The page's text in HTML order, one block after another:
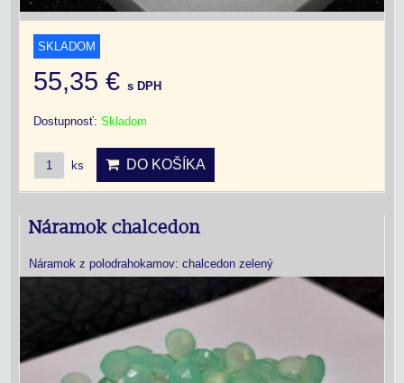
SKLADOM
55,35 € s DPH
Dostupnosť: Skladom
ks DO KOŠÍKA
Náramok chalcedon
Náramok z polodrahokamov: chalcedon zelený